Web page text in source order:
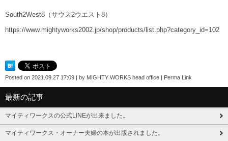
South2West8（サウス2ウエスト8）
https://www.mightyworks2002.jp/shop/products/list.php?category_id=102
Posted on 2021.09.27 17:09 | by MIGHTY WORKS head office | Perma Link
最新の記事
マイティワークスの公式LINEが出来ました。
マイティワークス・オーナー夫婦の本が出版されました。